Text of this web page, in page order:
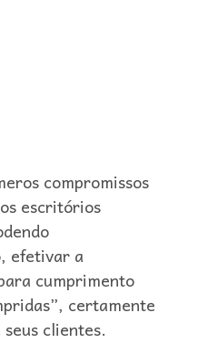
compromissos
escritórios
efetivar a
cumprimento
certamente
clientes.